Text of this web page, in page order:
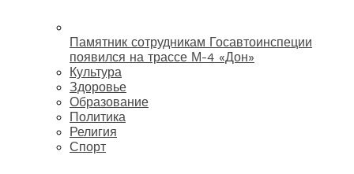
Памятник сотрудникам Госавтоинспеции
появился на трассе М-4 «Дон»
Культура
Здоровье
Образование
Политика
Религия
Спорт